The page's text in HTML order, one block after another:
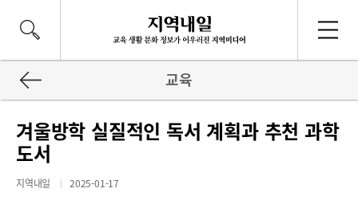
교육
겨울방학 실질적인 독서 계획과 추천 과학
도서
지역내일 2025-01-17